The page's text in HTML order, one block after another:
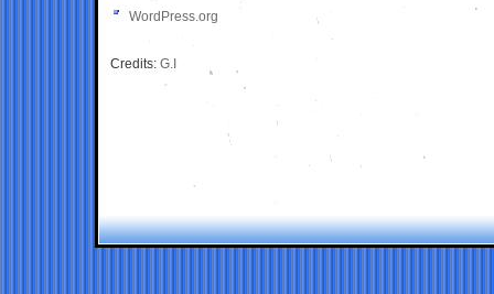
WordPress.org
Credits: G.I